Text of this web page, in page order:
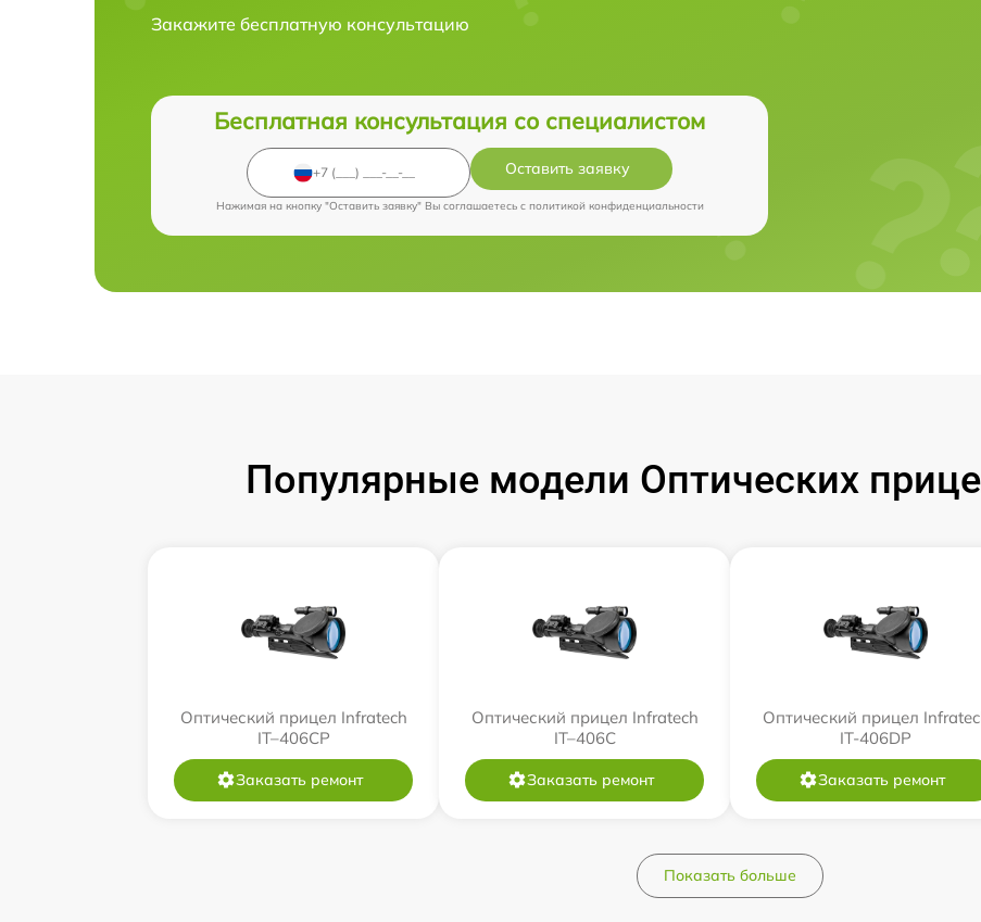
Закажите бесплатную консультацию
Бесплатная консультация со специалистом
Оставить заявку
Нажимая на кнопку "Оставить заявку" Вы соглашаетесь c политикой конфиденциальности
Популярные модели Оптических
Оптический прицел Infratech
IT–406СP
Заказать ремонт
Оптический прицел Infratech
IT–406С
Заказать ремонт
Оптический прицел
IT-406DP
Заказать ремонт
Показать больше